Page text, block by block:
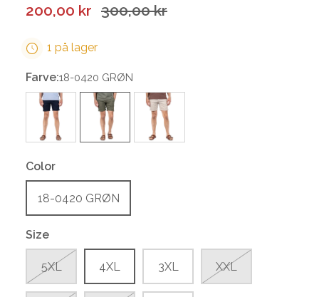
200,00 kr 300,00 kr
1 på lager
Farve:18-0420 GRØN
Color
18-0420 GRØN
Size
5XL 4XL 3XL XXL